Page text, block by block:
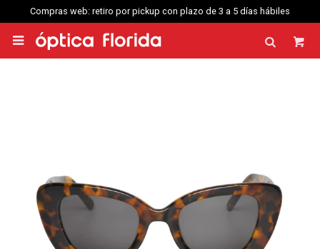
Compras web: retiro por pickup con plazo de 3 a 5 días hábiles
